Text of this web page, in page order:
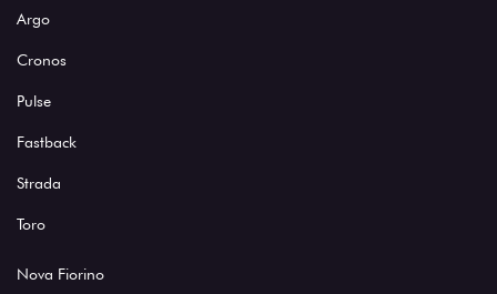
Argo
Cronos
Pulse
Fastback
Strada
Toro
Nova Fiorino